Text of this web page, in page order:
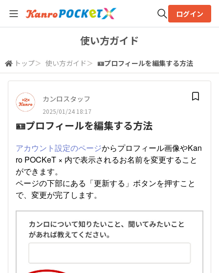
検索
ログイン
使い方ガイド
トップ＞ 使い方ガイド ＞ 🪪プロフィールを編集する方法
カンロスタッフ
2025/01/24 18:17
🪪プロフィールを編集する方法
アカウント設定のページからプロフィール画像やKan
ro POCKeT × 内で表示されるお名前を変更すること
ができます。
ページの下部にある「更新する」ボタンを押すこと
で、変更が完了します。